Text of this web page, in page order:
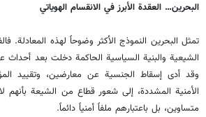
البحرين… العقدة الأبرز في الانقسام الهوياتي
تمثل البحرين النموذج الأكثر وضوحاً لهذه المعادلة.
وقد أدى إسقاط الجنسية عن معارضين، وتقييد
الأمنية المشددة، إلى شعور قطاع من الشيعة بأنهم
متساوين، بل باعتبارهم ملفاً أمنياً دائماً.